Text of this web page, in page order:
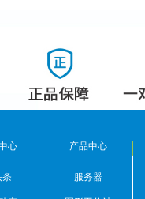
心
条
产品中心
服务器